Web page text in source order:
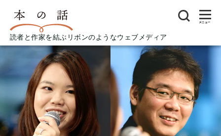
読者と作家を結ぶリボンのようなウェブメディア
メニュー